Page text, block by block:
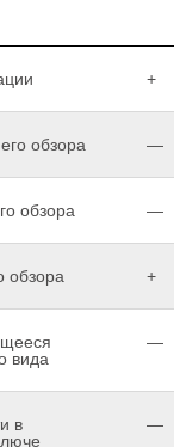
+
обзора —
обзора —
обзора +
вида
—
в
—